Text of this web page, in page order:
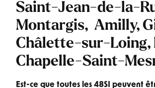
Saint-Jean-de-la-
Montargis, Amilly,
Châlette-sur-Loing,
Chapelle-Saint-
Est-ce que toutes les 48SI peuvent